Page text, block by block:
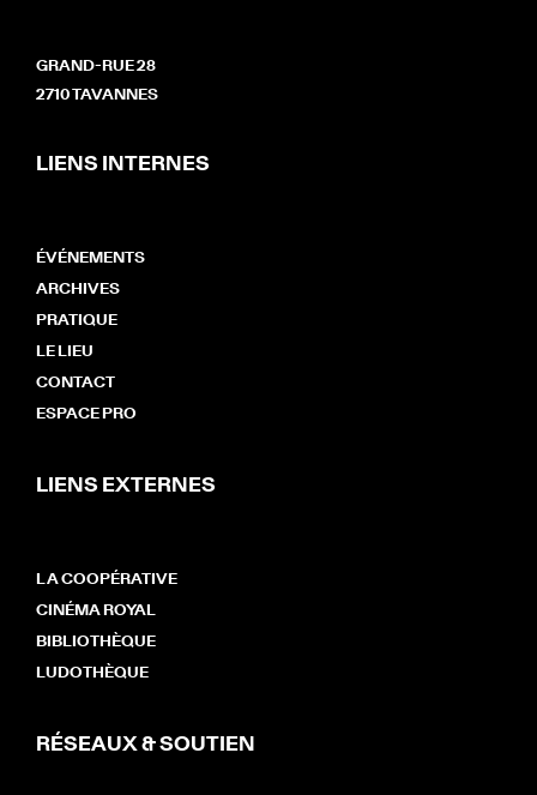
GRAND-RUE 28
2710 TAVANNES
LIENS INTERNES
ÉVÉNEMENTS
ARCHIVES
PRATIQUE
LE LIEU
CONTACT
ESPACE PRO
LIENS EXTERNES
LA COOPÉRATIVE
CINÉMA ROYAL
BIBLIOTHÈQUE
LUDOTHÈQUE
RÉSEAUX & SOUTIEN